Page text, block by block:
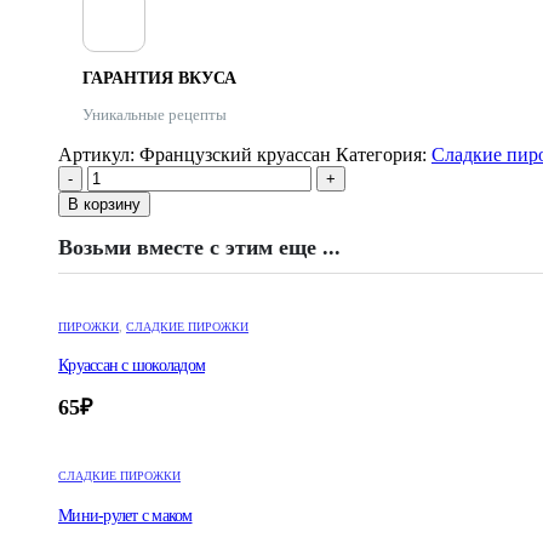
ГАРАНТИЯ ВКУСА
Уникальные рецепты
Артикул: Французский круассан Категория: Сладкие
-
+
В корзину
Возьми вместе с этим еще ...
ПИРОЖКИ СЛАДКИЕ ПИРОЖКИ
Круассан с шоколадом
65₽
СЛАДКИЕ ПИРОЖКИ
Мини-рулет с маком